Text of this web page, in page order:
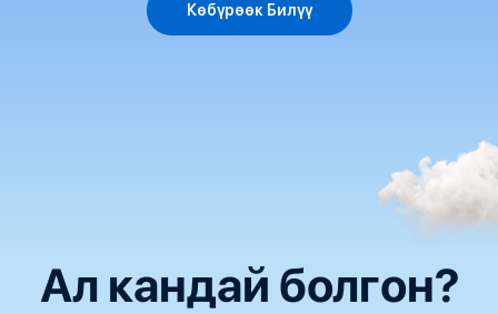
Көбүрөөк Билүү
Ал кандай болгон?